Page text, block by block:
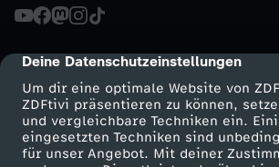
cmp-dialog-description
Deine Datenschutzeinstellungen
Um dir eine optimale Website von
ZDFtivi präsentieren zu können,
und vergleichbare Techniken ein.
eingesetzten Techniken sind
für unser Angebot. Mit deiner
a
z
o
n